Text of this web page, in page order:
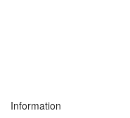
Information